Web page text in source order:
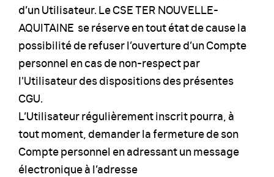
d’un Utilisateur. Le CSE TER NOUVELLE-
AQUITAINE se réserve en tout état de cause la
possibilité de refuser l’ouverture d’un Compte
personnel en cas de non-respect par
l'Utilisateur des dispositions des présentes
CGU.
L’Utilisateur régulièrement inscrit pourra, à
tout moment, demander la fermeture de son
Compte personnel en adressant un message
électronique à l’adresse